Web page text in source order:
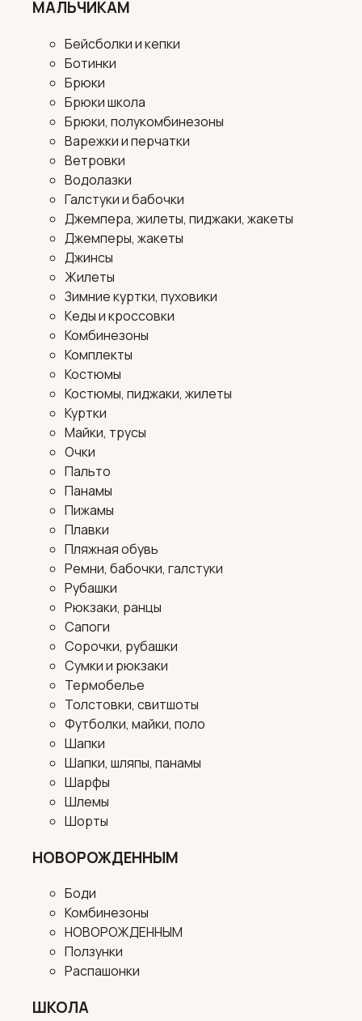
МАЛЬЧИКАМ
Бейсболки и кепки
Ботинки
Брюки
Брюки школа
Брюки, полукомбинезоны
Варежки и перчатки
Ветровки
Водолазки
Галстуки и бабочки
Джемпера, жилеты, пиджаки, жакеты
Джемперы, жакеты
Джинсы
Жилеты
Зимние куртки, пуховики
Кеды и кроссовки
Комбинезоны
Комплекты
Костюмы
Костюмы, пиджаки, жилеты
Куртки
Майки, трусы
Очки
Пальто
Панамы
Пижамы
Плавки
Пляжная обувь
Ремни, бабочки, галстуки
Рубашки
Рюкзаки, ранцы
Сапоги
Сорочки, рубашки
Сумки и рюкзаки
Термобелье
Толстовки, свитшоты
Футболки, майки, поло
Шапки
Шапки, шляпы, панамы
Шарфы
Шлемы
Шорты
НОВОРОЖДЕННЫМ
Боди
Комбинезоны
НОВОРОЖДЕННЫМ
Ползунки
Распашонки
ШКОЛА